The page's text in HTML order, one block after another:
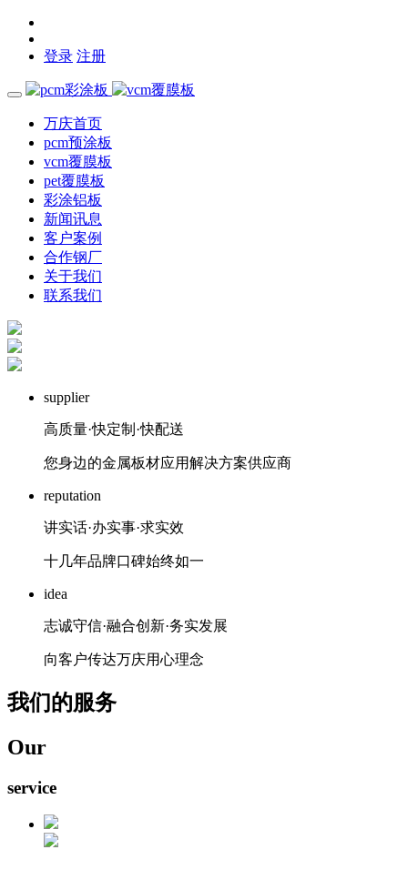
登录 注册
万庆首页
pcm预涂板
vcm覆膜板
pet覆膜板
彩涂铝板
新闻讯息
客户案例
合作钢厂
关于我们
联系我们
supplier
高质量·快定制·快配送
您身边的金属板材应用解决方案供应商
reputation
讲实话·办实事·求实效
十几年品牌口碑始终如一
idea
志诚守信·融合创新·务实发展
向客户传达万庆用心理念
我们的服务
Our
service